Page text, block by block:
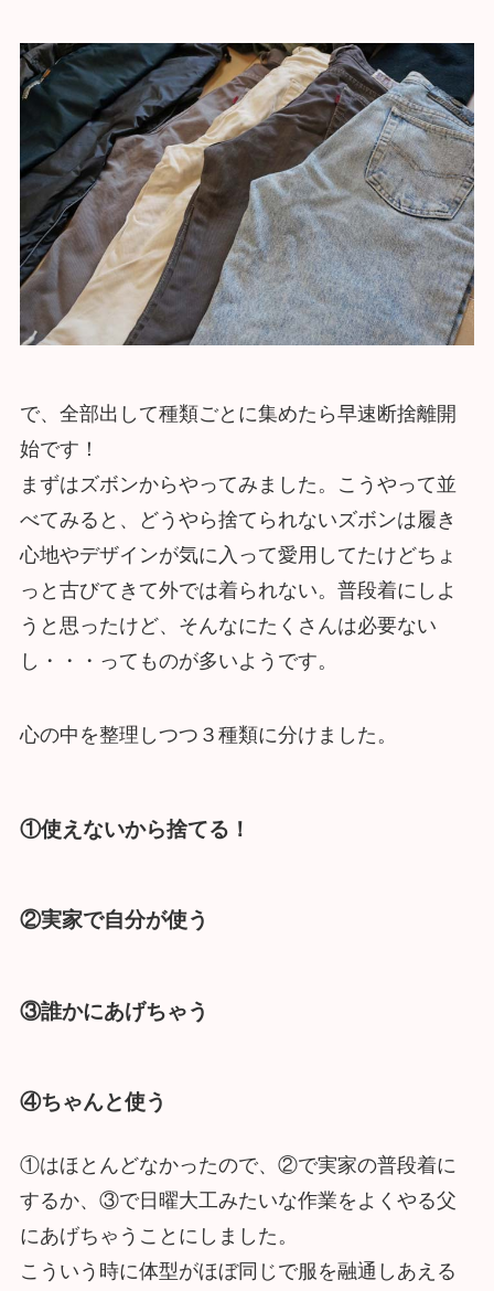
で、全部出して種類ごとに集めたら早速断捨離開
始です！
まずはズボンからやってみました。こうやって並
べてみると、どうやら捨てられないズボンは履き
心地やデザインが気に入って愛用してたけどちょ
っと古びてきて外では着られない。普段着にしよ
うと思ったけど、そんなにたくさんは必要ない
し・・・ってものが多いようです。
心の中を整理しつつ３種類に分けました。
①使えないから捨てる！
②実家で自分が使う
③誰かにあげちゃう
④ちゃんと使う
①はほとんどなかったので、②で実家の普段着に
するか、③で日曜大工みたいな作業をよくやる父
にあげちゃうことにしました。
こういう時に体型がほぼ同じで服を融通しあえる